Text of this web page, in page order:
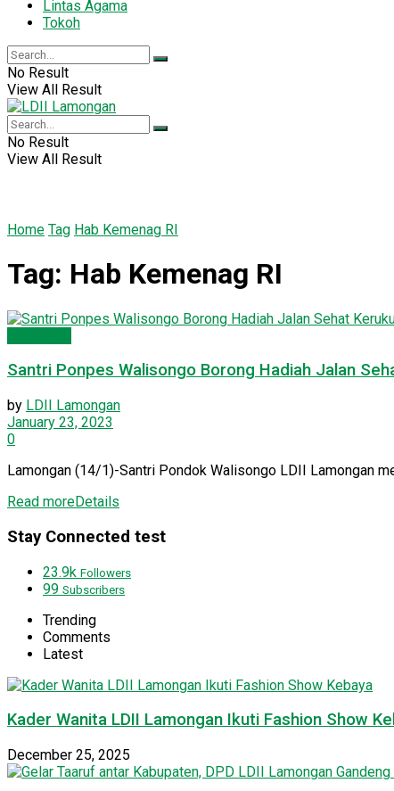
Lintas Agama
Tokoh
No Result
View All Result
No Result
View All Result
Home Tag Hab Kemenag RI
Tag: Hab Kemenag RI
Santri Ponpes Walisongo Borong Hadiah Jalan
by LDII Lamongan
January 23, 2023
0
Lamongan (14/1)-Santri Pondok Walisongo LDII Lamongan
Read moreDetails
Stay Connected test
23.9k Followers
99 Subscribers
Trending
Comments
Latest
Kader Wanita LDII Lamongan Ikuti Fashion Show
December 25, 2025